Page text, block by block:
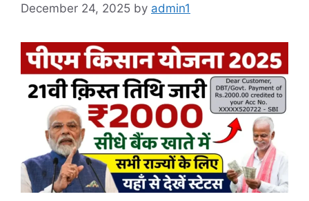
December 24, 2025 by admin1